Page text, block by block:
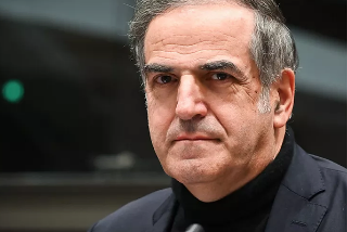
sur la première radio de France. Après une seule
saison marquée par des audiences en deçà des
attentes, l'humoriste se recentre sur la télévision,
où il conserve sa place de choix dans C à vous.
RADIO FRANCE C’est la fin d’un pari qui n’aura
duré qu’un an. Arrivé en grande pompe sur
France Inter pour insuffler une dose
d'impertinence supplémentaire à la matinale la
plus écoutée du pays, Bertrand Chameroy
s'apprête à plier bagag